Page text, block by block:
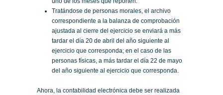
Tratándose de personas morales, el archivo
correspondiente a la balanza de comprobación
ajustada al cierre del ejercicio se enviará a más
tardar el día 20 de abril del año siguiente al
ejercicio que corresponda; en el caso de las
personas físicas, a más tardar el día 22 de mayo
del año siguiente al ejercicio que corresponda.
Ahora, la contabilidad electrónica debe ser realizada